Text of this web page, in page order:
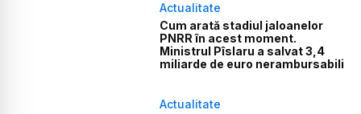
Actualitate
Cum arată stadiul jaloanelor
PNRR în acest moment.
Ministrul Pîslaru a salvat 3,4
miliarde de euro nerambursabili
Actualitate